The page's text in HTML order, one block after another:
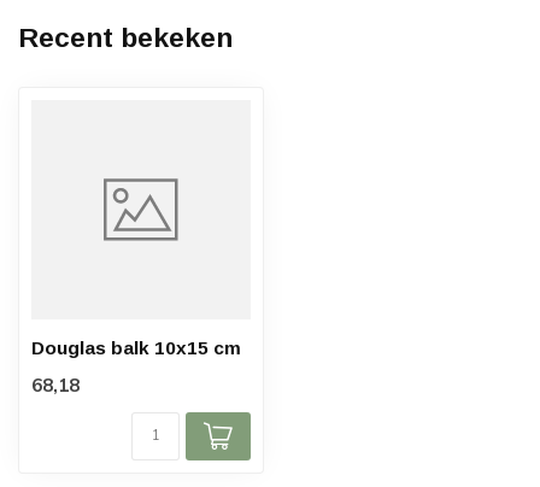
Recent bekeken
Douglas balk 10x15 cm
68,18